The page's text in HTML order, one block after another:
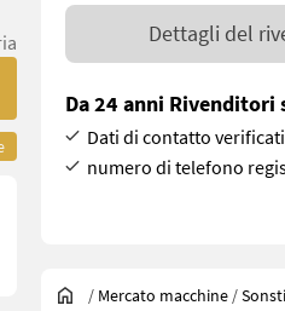
Dettagli del
Da 24 anni Rivenditori
Dati di contatto verificati
numero di telefono
/ Mercato macchine /